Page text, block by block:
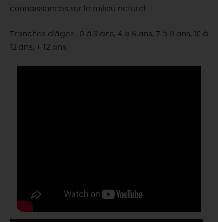
connaissances sur le milieu naturel.
Tranches d'âges : 0 à 3 ans, 4 à 6 ans, 7 à 9 ans, 10 à
12 ans, + 12 ans